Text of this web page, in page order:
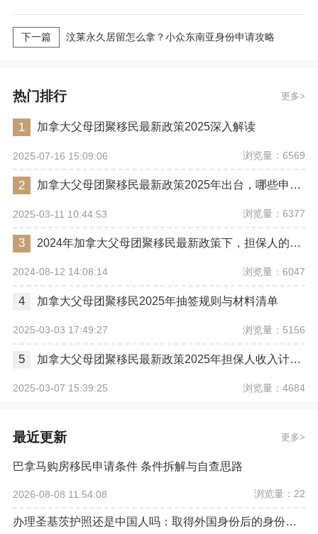
下一篇 汶莱永久居留怎么拿？小众东南亚身份申请攻略
热门排行 更多
1 加拿大父母团聚移民最新政策2025深入解读
2025-07-16 15:09:06 浏览量：6569
2 加拿大父母团聚移民最新政策2025年出台，哪些申请条件不容忽视？
2025-03-11 10:44:53 浏览量：6377
3 2024年加拿大父母团聚移民最新政策下，担保人的收入标准是如何确定的？
2024-08-12 14:08:14 浏览量：6047
4 加拿大父母团聚移民2025年抽签规则与材料清单
2025-03-03 17:49:27 浏览量：5156
5 加拿大父母团聚移民最新政策2025年担保人收入计算器
2025-03-07 15:39:25 浏览量：4684
最近更新 更多
巴拿马购房移民申请条件 条件拆解与自查思路
2026-08-08 11:54:08 浏览量：22
办理圣基茨护照还是中国人吗：取得外国身份后的身份要看个案事实